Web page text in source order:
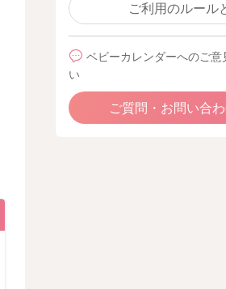
ご利用のルール
ベビーカレンダーへのご意
い
ご質問・お問い合